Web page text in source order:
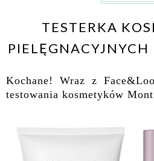
TESTERKA
Kochane! Wraz z
testowania kosmetyków